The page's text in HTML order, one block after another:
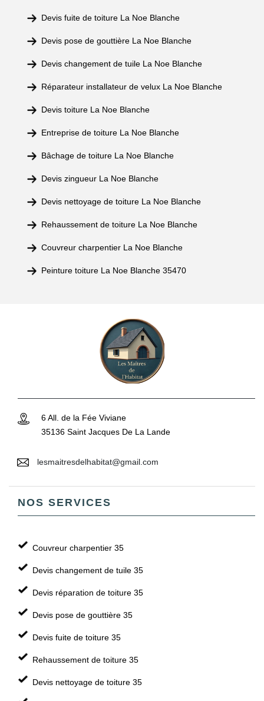
Devis fuite de toiture La Noe Blanche
Devis pose de gouttière La Noe Blanche
Devis changement de tuile La Noe Blanche
Réparateur installateur de velux La Noe Blanche
Devis toiture La Noe Blanche
Entreprise de toiture La Noe Blanche
Bâchage de toiture La Noe Blanche
Devis zingueur La Noe Blanche
Devis nettoyage de toiture La Noe Blanche
Rehaussement de toiture La Noe Blanche
Couvreur charpentier La Noe Blanche
Peinture toiture La Noe Blanche 35470
6 All. de la Fée Viviane
35136 Saint Jacques De La Lande
lesmaitresdelhabitat@gmail.com
NOS SERVICES
Couvreur charpentier 35
Devis changement de tuile 35
Devis réparation de toiture 35
Devis pose de gouttière 35
Devis fuite de toiture 35
Rehaussement de toiture 35
Devis nettoyage de toiture 35